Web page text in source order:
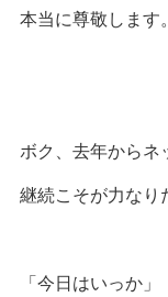
本当に尊敬します。
ボク、去年からネ
継続こそが力なり
「今日はいっか」